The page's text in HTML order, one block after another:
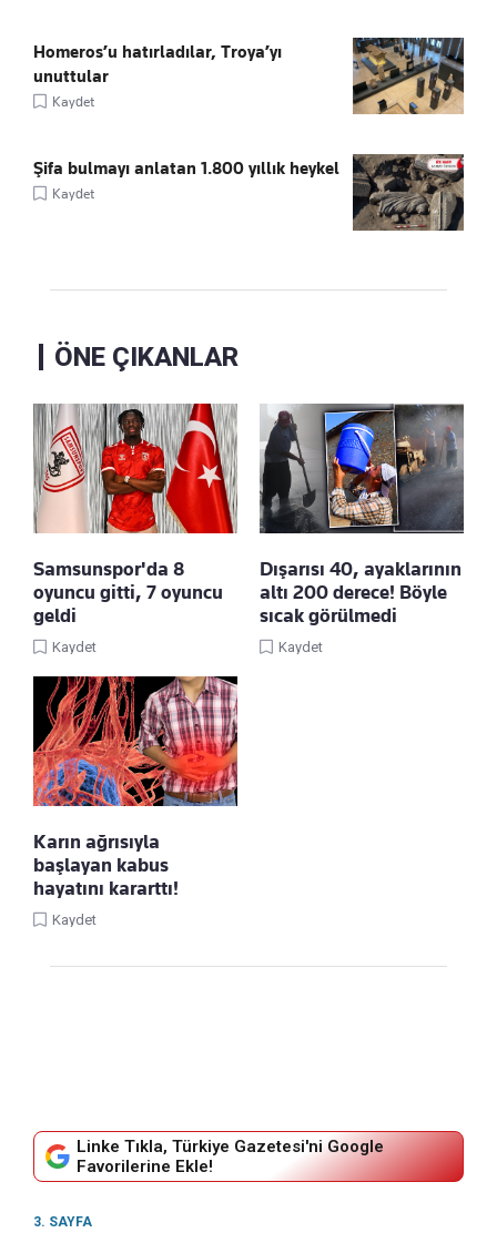
Homeros’u hatırladılar, Troya’yı
unuttular
Kaydet
Şifa bulmayı anlatan 1.800 yıllık heykel
Kaydet
ÖNE ÇIKANLAR
Samsunspor'da 8
oyuncu gitti, 7 oyuncu
geldi
Kaydet
Dışarısı 40, ayaklarının
altı 200 derece! Böyle
sıcak görülmedi
Kaydet
Karın ağrısıyla
başlayan kabus
hayatını kararttı!
Kaydet
Linke Tıkla, Türkiye Gazetesi'ni Google
Favorilerine Ekle!
3. SAYFA